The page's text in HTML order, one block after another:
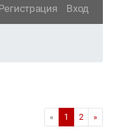
Вход
« 1 2 »